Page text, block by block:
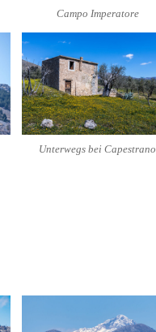
Campo Imperatore
Unterwegs bei Capestrano